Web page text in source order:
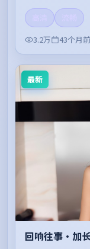
3.2万
43个月前
最新
回响往事·加